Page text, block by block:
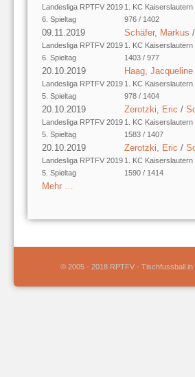
Landesliga RPTFV 2019
6. Spieltag
1. KC Kaiserslautern
976 / 1402
09.11.2019
Landesliga RPTFV 2019
6. Spieltag
Schäfer, Markus /
1. KC Kaiserslautern
1403 / 977
20.10.2019
Landesliga RPTFV 2019
5. Spieltag
Haag, Jacqueline
1. KC Kaiserslautern
978 / 1404
20.10.2019
Landesliga RPTFV 2019
5. Spieltag
Zerotzki, Eric /
1. KC Kaiserslautern
1583 / 1407
20.10.2019
Landesliga RPTFV 2019
5. Spieltag
Zerotzki, Eric /
1. KC Kaiserslautern
1590 / 1414
Mehr …
© 2005 - 2018 RPTFV - Tischfussball in